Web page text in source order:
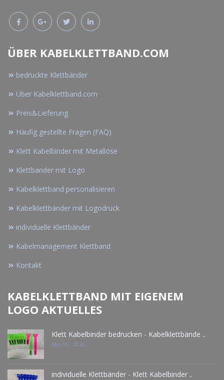
ÜBER KABELKLETTBAND.COM
bedruckte Klettbänder
Über Kabelklettband.com
Preis&Lieferung
Häufig gestellte Fragen (FAQ)
Klett Kabelbinder mit Metallöse
Klettbänder mit Logo
Kabelklettband personalisieren
Kabelklettbänder mit Logodruck
individuelle Klettbänder
Kabelmanagement Klettband
Kontakt
KABELKLETTBAND MIT EIGENEM
LOGO AKTUELLES
Klett Kabelbinder bedrucken - Kabelklettbände ..
May 05 - 2026
individuelle Klettbänder - Klett Kabelbinder ..